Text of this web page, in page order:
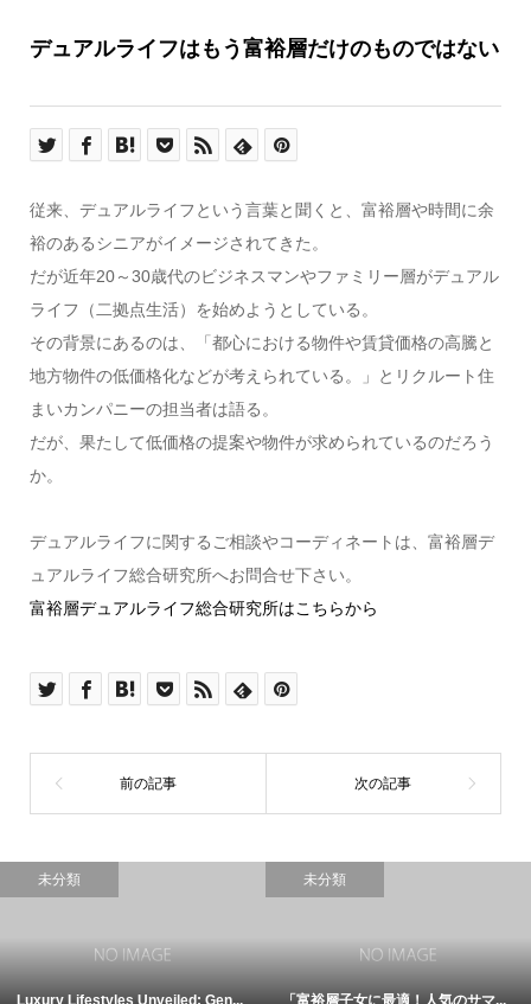
デュアルライフはもう富裕層だけのものではない
従来、デュアルライフという言葉と聞くと、富裕層や時間に余
裕のあるシニアがイメージされてきた。
だが近年20～30歳代のビジネスマンやファミリー層がデュアル
ライフ（二拠点生活）を始めようとしている。
その背景にあるのは、「都心における物件や賃貸価格の高騰と
地方物件の低価格化などが考えられている。」とリクルート住
まいカンパニーの担当者は語る。
だが、果たして低価格の提案や物件が求められているのだろう
か。
デュアルライフに関するご相談やコーディネートは、富裕層デ
ュアルライフ総合研究所へお問合せ下さい。
富裕層デュアルライフ総合研究所はこちらから
未分類
Luxury Lifestyles Unveiled: Gen...
未分類
「富裕層子女に最適！人気のサマ...